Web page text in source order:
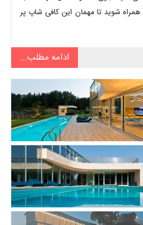
شوید تا مهمان این کافی شاپ پر
ادامه مطلب...